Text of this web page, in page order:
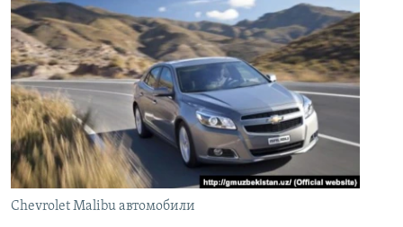
Chevrolet Malibu автомобили